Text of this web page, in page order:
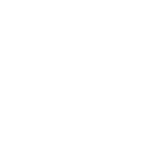
נמצא בסיכון: מחלות
שמאפיינת
בייס לגבי כל אחד מבני ה-65
אלה שסובלים ממחלות